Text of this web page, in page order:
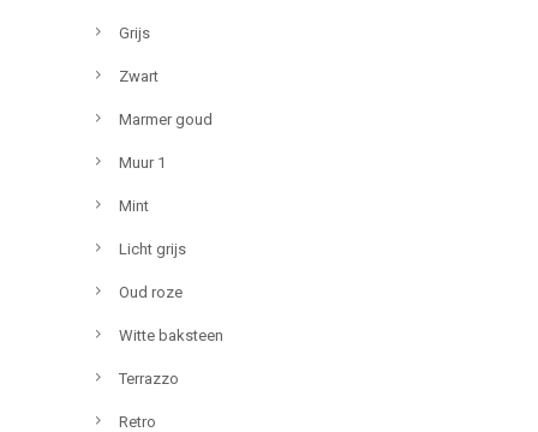
Grijs
Zwart
Marmer goud
Muur 1
Mint
Licht grijs
Oud roze
Witte baksteen
Terrazzo
Retro